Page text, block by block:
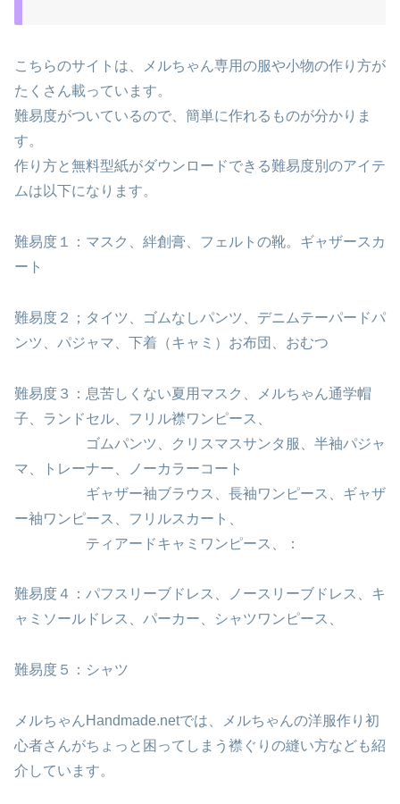
こちらのサイトは、メルちゃん専用の服や小物の作り方が
たくさん載っています。
難易度がついているので、簡単に作れるものが分かりま
す。
作り方と無料型紙がダウンロードできる難易度別のアイテ
ムは以下になります。
難易度１：マスク、絆創膏、フェルトの靴。ギャザースカ
ート
難易度２；タイツ、ゴムなしパンツ、デニムテーパードパ
ンツ、パジャマ、下着（キャミ）お布団、おむつ
難易度３：息苦しくない夏用マスク、メルちゃん通学帽
子、ランドセル、フリル襟ワンピース、
ゴムパンツ、クリスマスサンタ服、半袖パジャ
マ、トレーナー、ノーカラーコート
ギャザー袖ブラウス、長袖ワンピース、ギャザ
ー袖ワンピース、フリルスカート、
ティアードキャミワンピース、：
難易度４：パフスリーブドレス、ノースリーブドレス、キ
ャミソールドレス、パーカー、シャツワンピース、
難易度５：シャツ
メルちゃんHandmade.netでは、メルちゃんの洋服作り初
心者さんがちょっと困ってしまう襟ぐりの縫い方なども紹
介しています。